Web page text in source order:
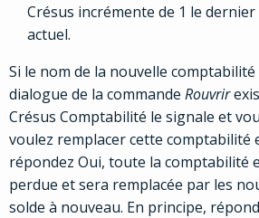
Crésus incrémente de 1 le
actuel.
Si le nom de la nouvelle comptabilité
dialogue de la commande Rouvrir
Crésus Comptabilité le signale et
voulez remplacer cette comptabilité
répondez Oui, toute la comptabilité
perdue et sera remplacée par les
solde à nouveau. En principe,